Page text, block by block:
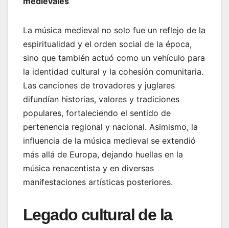
La música medieval no solo fue un reflejo de la
espiritualidad y el orden social de la época,
sino que también actuó como un vehículo para
la identidad cultural y la cohesión comunitaria.
Las canciones de trovadores y juglares
difundían historias, valores y tradiciones
populares, fortaleciendo el sentido de
pertenencia regional y nacional. Asimismo, la
influencia de la música medieval se extendió
más allá de Europa, dejando huellas en la
música renacentista y en diversas
manifestaciones artísticas posteriores.
Legado cultural de la